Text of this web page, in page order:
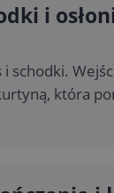
i
schodki.
która